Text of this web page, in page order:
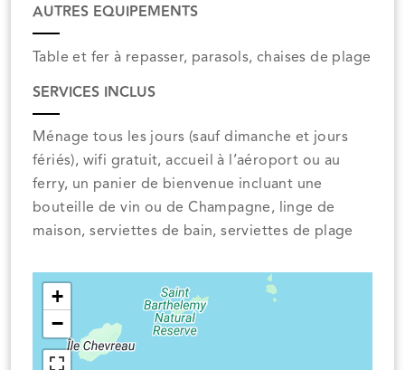
AUTRES EQUIPEMENTS
Table et fer à repasser, parasols, chaises de plage
SERVICES INCLUS
Ménage tous les jours (sauf dimanche et jours
fériés), wifi gratuit, accueil à l’aéroport ou au
ferry, un panier de bienvenue incluant une
bouteille de vin ou de Champagne, linge de
maison, serviettes de bain, serviettes de plage
+
−